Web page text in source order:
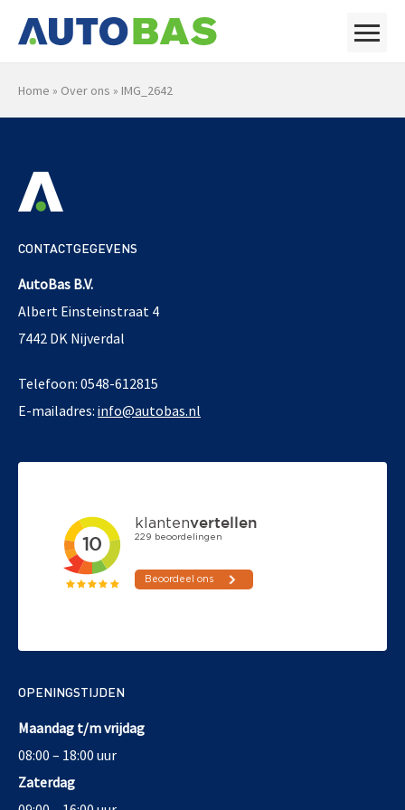
Home » Over ons » IMG_2642
CONTACTGEGEVENS
AutoBas B.V.
Albert Einsteinstraat 4
7442 DK Nijverdal
Telefoon: 0548-612815
E-mailadres: info@autobas.nl
OPENINGSTIJDEN
Maandag t/m vrijdag
08:00 – 18:00 uur
Zaterdag